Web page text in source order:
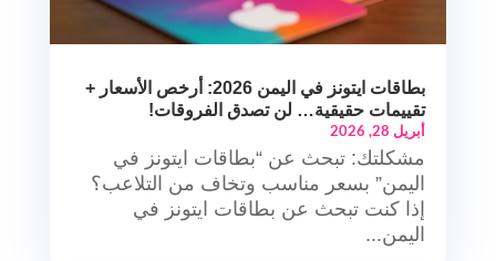
بطاقات ايتونز في اليمن 2026: أرخص الأسعار +
تقييمات حقيقية… لن تصدق الفروقات!
أبريل 28, 2026
مشكلتك: تبحث عن “بطاقات ايتونز في
اليمن” بسعر مناسب وتخاف من التلاعب؟
إذا كنت تبحث عن بطاقات ايتونز في
اليمن...